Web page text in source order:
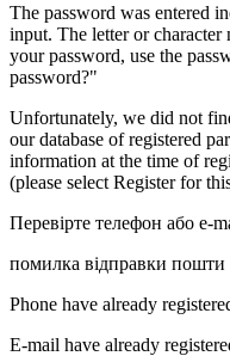
The password was entered
input. The letter or
your password, use the
password?"
Unfortunately, we did not
our database of registered
information at the time of
(please select Register for
Перевірте телефон або e-
помилка відправки пошти
Phone have already
E-mail have already